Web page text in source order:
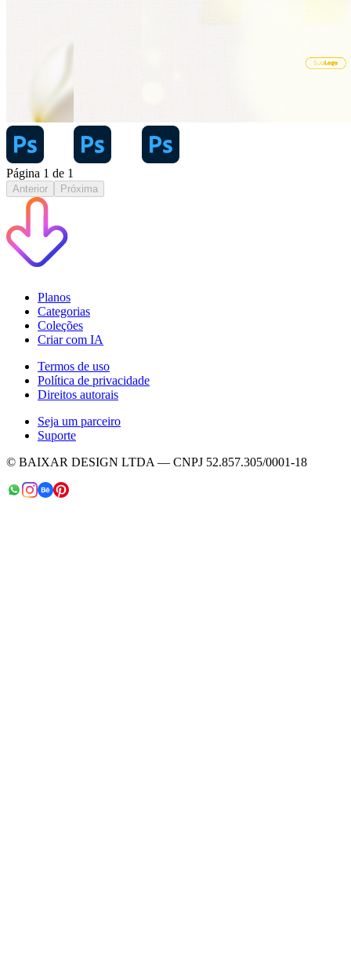
Página 1 de 1
Anterior Próxima
Planos
Categorias
Coleções
Criar com IA
Termos de uso
Política de privacidade
Direitos autorais
Seja um parceiro
Suporte
© BAIXAR DESIGN LTDA — CNPJ 52.857.305/0001-18